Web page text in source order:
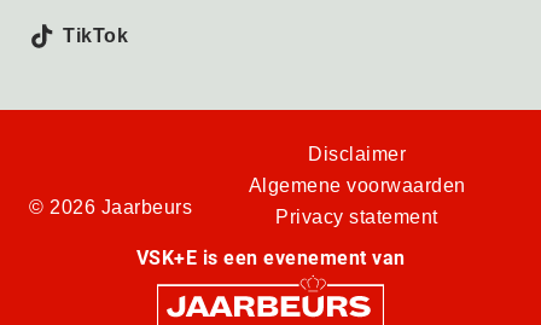
TikTok
© 2026 Jaarbeurs
Disclaimer
Algemene voorwaarden
Privacy statement
VSK+E is een evenement van